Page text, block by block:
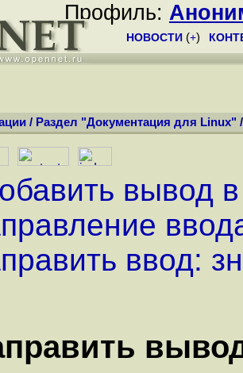
Профиль:
НОВОСТИ (+)
/ Раздел "Документация для Linux"
вывод
ввод: